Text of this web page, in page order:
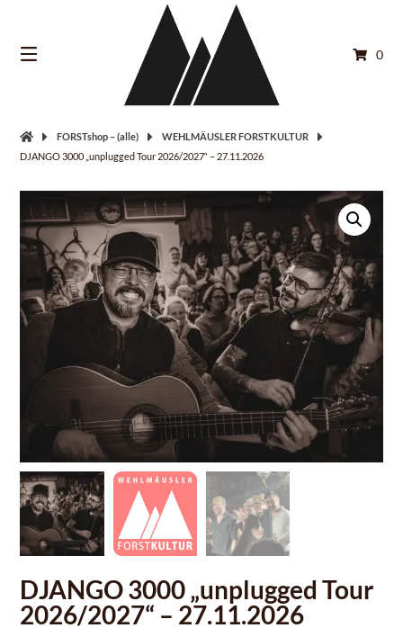
Inhalt
0
FORSTshop – (alle)
WEHLMÄUSLER FORSTKULTUR
DJANGO 3000 „unplugged Tour 2026/2027“ – 27.11.2026
DJANGO 3000 „unplugged Tour
2026/2027“ – 27.11.2026